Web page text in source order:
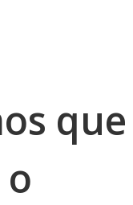
que